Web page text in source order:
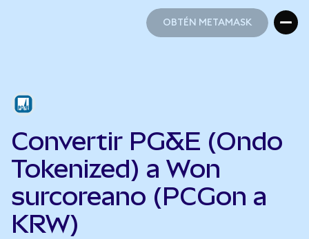
OBTÉN METAMASK
Convertir PG&E (Ondo
Tokenized) a Won
surcoreano (PCGon a
KRW)